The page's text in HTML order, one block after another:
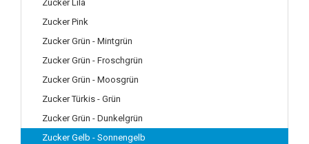
Zucker Lila
Zucker Pink
Zucker Grün - Mintgrün
Zucker Grün - Froschgrün
Zucker Grün - Moosgrün
Zucker Türkis - Grün
Zucker Grün - Dunkelgrün
Zucker Gelb - Sonnengelb